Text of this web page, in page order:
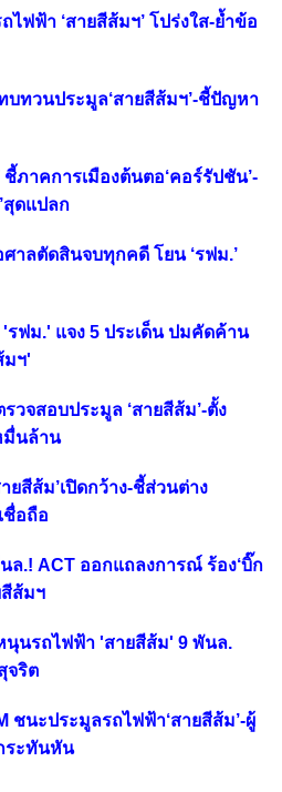
ถไฟฟ้า ‘สายสีส้มฯ’ โปร่งใส-ย้ำข้อ
ทบทวนประมูล‘สายสีส้มฯ’-ชี้ปัญหา
ภาคการเมืองต้นตอ‘คอร์รัปชัน’-
สุดแปลก
ศาลตัดสินจบทุกคดี โยน ‘รฟม.’
รฟม.' แจง 5 ประเด็น ปมคัดค้าน
มฯ'
วจสอบประมูล ‘สายสีส้ม’-ตั้ง
มื่นล้าน
ยสีส้ม’เปิดกว้าง-ชี้ส่วนต่าง
ชื่อถือ
ล.! ACT ออกแถลงการณ์ ร้อง‘บิ๊ก
ส้มฯ
นุนรถไฟฟ้า 'สายสีส้ม' 9 พันล.
จริต
ชนะประมูลรถไฟฟ้า‘สายสีส้ม’-ผู้
ระทันหัน